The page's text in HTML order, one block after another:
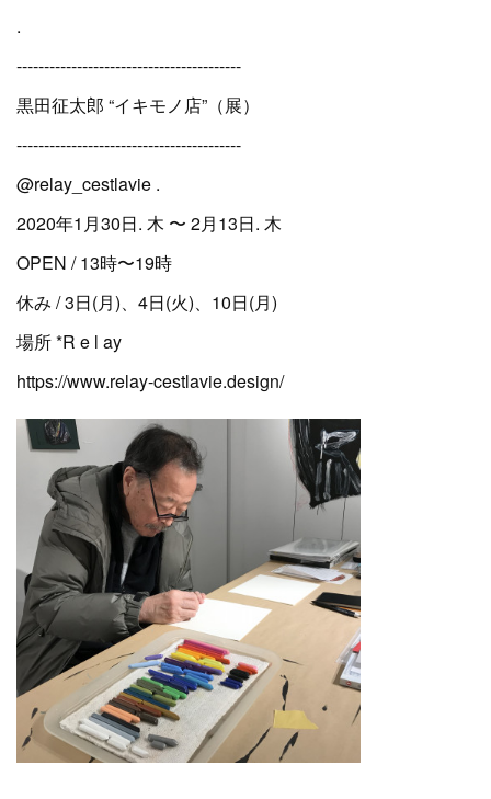
.
-----------------------------------------
黒田征太郎 “イキモノ店”（展）
-----------------------------------------
@relay_cestlavie .
2020年1月30日. 木 〜 2月13日. 木
OPEN / 13時〜19時
休み / 3日(月)、4日(火)、10日(月)
場所 *R e l ay
https://www.relay-cestlavie.design/